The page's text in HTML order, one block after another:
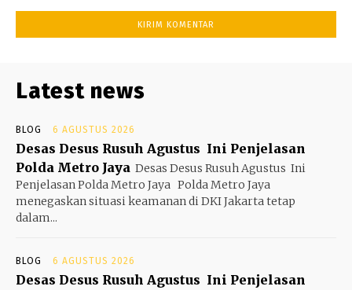
Latest news
BLOG 6 AGUSTUS 2026
Desas Desus Rusuh Agustus Ini Penjelasan
Polda Metro Jaya Desas Desus Rusuh Agustus Ini
Penjelasan Polda Metro Jaya Polda Metro Jaya
menegaskan situasi keamanan di DKI Jakarta tetap
dalam...
BLOG 6 AGUSTUS 2026
Desas Desus Rusuh Agustus Ini Penjelasan